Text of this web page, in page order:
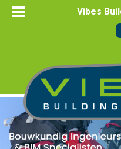
Vibes